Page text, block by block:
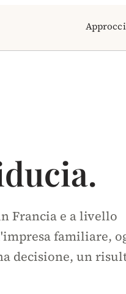
Francia e a livello
familiare,
decisione, un